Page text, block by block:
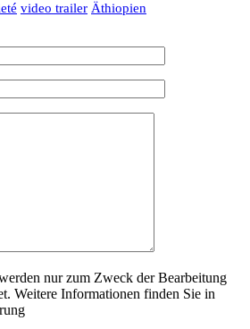
video trailer Äthiopien
nur zum Zweck der Bearbeitung
Weitere Informationen finden Sie in